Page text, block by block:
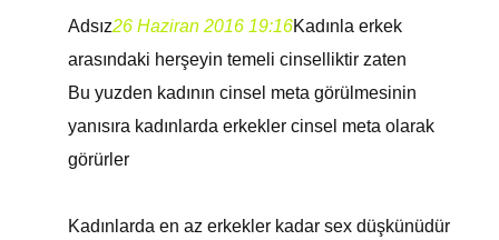
Adsız26 Haziran 2016 19:16Kadınla erkek
arasındaki herşeyin temeli cinselliktir zaten
Bu yuzden kadının cinsel meta görülmesinin
yanısıra kadınlarda erkekler cinsel meta olarak
görürler
Kadınlarda en az erkekler kadar sex düşkünüdür